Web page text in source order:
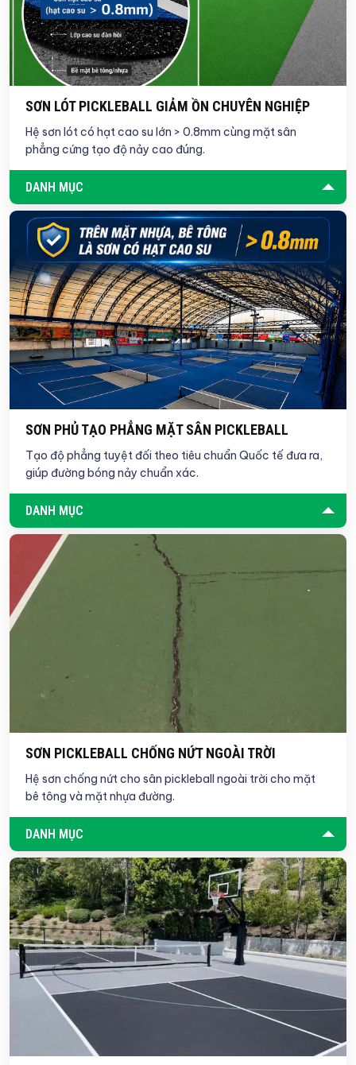
SƠN LÓT PICKLEBALL GIẢM ỒN CHUYÊN NGHIỆP
Hệ sơn lót có hạt cao su lớn > 0.8mm cùng mặt sân
phẳng cứng tạo độ nảy cao đúng.
DANH MỤC
SƠN PHỦ TẠO PHẲNG MẶT SÂN PICKLEBALL
Tạo độ phẳng tuyệt đối theo tiêu chuẩn Quốc tế đưa ra,
giúp đường bóng nảy chuẩn xác.
DANH MỤC
SƠN PICKLEBALL CHỐNG NỨT NGOÀI TRỜI
Hệ sơn chống nứt cho sân pickleball ngoài trời cho mặt
bê tông và mặt nhựa đường.
DANH MỤC